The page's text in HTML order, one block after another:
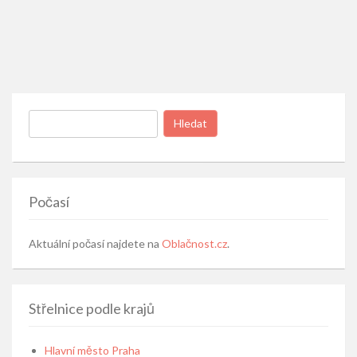
Vyhledávání
Počasí
Aktuální počasí najdete na Oblačnost.cz.
Střelnice podle krajů
Hlavní město Praha